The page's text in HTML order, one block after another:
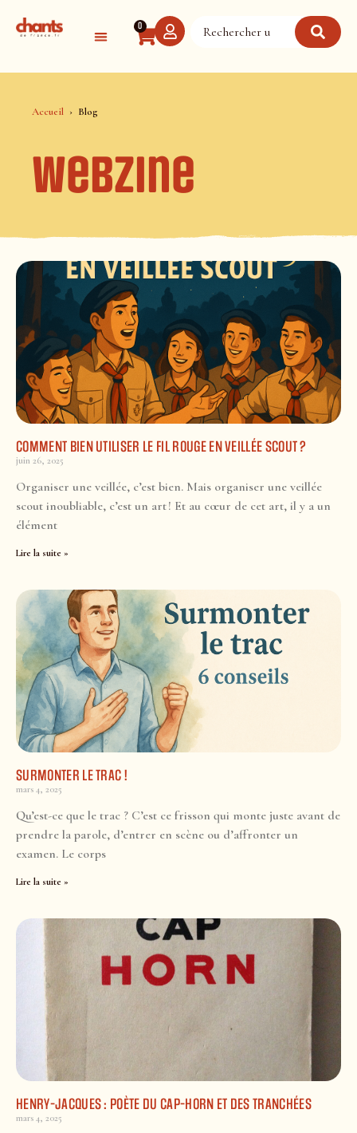
0
Accueil Blog
Webzine
COMMENT BIEN UTILISER LE FIL ROUGE EN VEILLÉE SCOUT ?
juin 26, 2025
Organiser une veillée, c’est bien. Mais organiser une veillée
scout inoubliable, c’est un art ! Et au cœur de cet art, il y a un
élément
Lire la suite »
SURMONTER LE TRAC !
mars 4, 2025
Qu’est-ce que le trac ? C’est ce frisson qui monte juste avant de
prendre la parole, d’entrer en scène ou d’affronter un
examen. Le corps
Lire la suite »
HENRY-JACQUES : POÈTE DU CAP-HORN ET DES TRANCHÉES
mars 4, 2025